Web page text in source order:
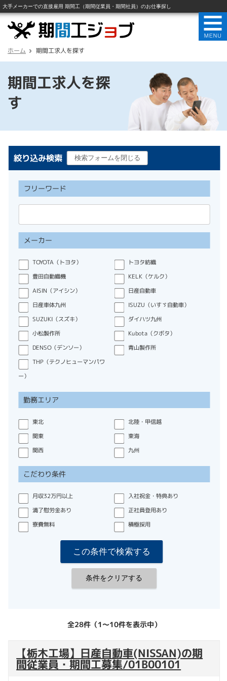
ホーム 期間工求人を探す
期間工求人を探
す
絞り込み検索
フリーワード
メーカー
TOYOTA（トヨタ） トヨタ紡織
豊田自動織機 KELK（ケルク）
AISIN（アイシン） 日産自動車
日産車体九州 ISUZU（いすゞ自動車）
SUZUKI（スズキ） ダイハツ九州
小松製作所 Kubota（クボタ）
DENSO（デンソー） 青山製作所
THP（テクノヒューマンパワ
ー）
勤務エリア
東北 北陸・甲信越
関東
東海
関西
九州
こだわり条件
月収32万円以上 入社祝金・特典あり
満了慰労金あり 正社員登用あり
寮費無料 積極採用
全28件（1〜10件を表示中）
【栃木工場】日産自動車(NISSAN)の期
間従業員・期間工募集/01B00101